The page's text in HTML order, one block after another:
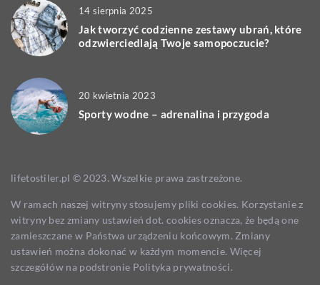
14 sierpnia 2025
Jak tworzyć codzienne zestawy ubrań, które
odzwierciedlają Twoje samopoczucie?
20 kwietnia 2023
Sporty wodne – adrenalina i przygoda
lifetostiler.pl © 2023. Wszelkie prawa zastrzeżone.
W ramach naszej witryny stosujemy pliki cookies. Korzystanie z
witryny bez zmiany ustawień dot. cookies oznacza, że będą one
zamieszczane w Państwa urządzeniu końcowym. Zmiany
ustawień można dokonać w każdym momencie. Więcej
szczegółów na podstronie Polityka prywatności.